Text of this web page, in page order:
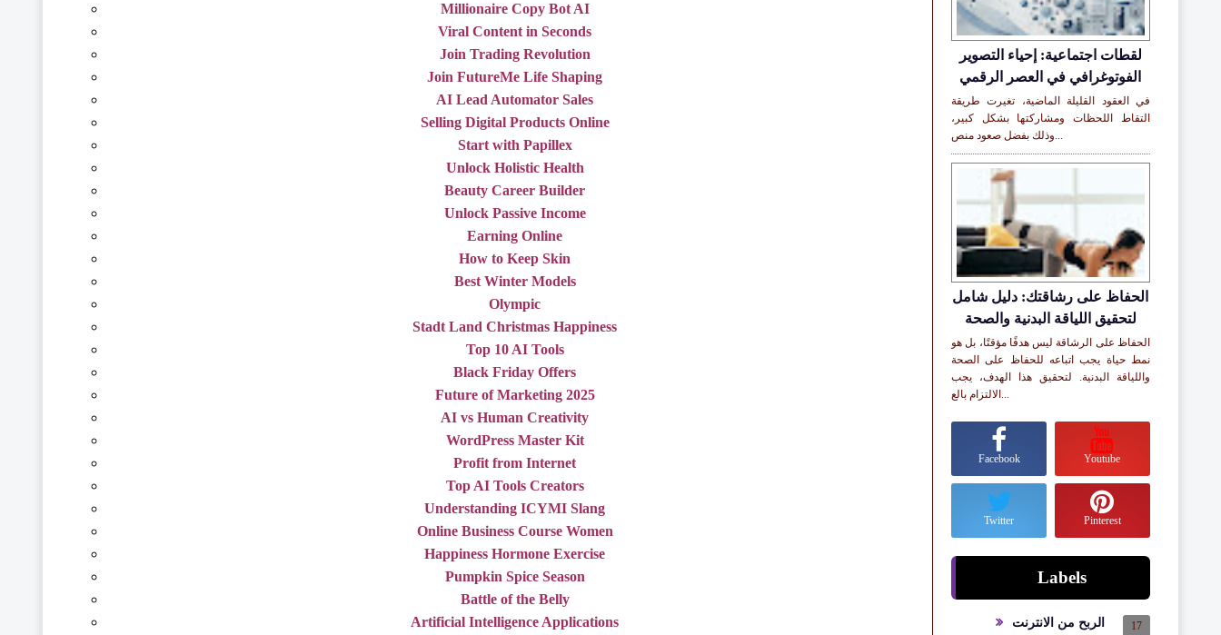
Millionaire Copy Bot AI
Viral Content in Seconds
Join Trading Revolution
Join FutureMe Life Shaping
AI Lead Automator Sales
Selling Digital Products Online
Start with Papillex
Unlock Holistic Health
Beauty Career Builder
Unlock Passive Income
Earning Online
How to Keep Skin
Best Winter Models
Olympic
Stadt Land Christmas Happiness
Top 10 AI Tools
Black Friday Offers
Future of Marketing 2025
AI vs Human Creativity
WordPress Master Kit
Profit from Internet
Top AI Tools Creators
Understanding ICYMI Slang
Online Business Course Women
Happiness Hormone Exercise
Pumpkin Spice Season
Battle of the Belly
Artificial Intelligence Applications
لقطات اجتماعية: إحياء التصوير
الفوتوغرافي في العصر الرقمي
في العقود القليلة الماضية، تغيرت طريقة
التقاط اللحظات ومشاركتها بشكل كبير،
وذلك بفضل صعود منص...
الحفاظ على رشاقتك: دليل شامل
لتحقيق اللياقة البدنية والصحة
الحفاظ على الرشاقة ليس هدفًا مؤقتًا، بل هو
نمط حياة يجب اتباعه للحفاظ على الصحة
واللياقة البدنية. لتحقيق هذا الهدف، يجب
الالتزام بالع...
Facebook Youtube
Twitter Pinterest
Labels
الربح من الانترنت 17